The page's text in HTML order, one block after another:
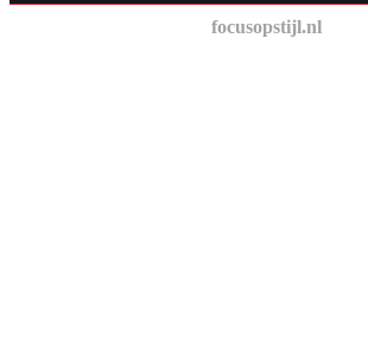
focusopstijl.nl